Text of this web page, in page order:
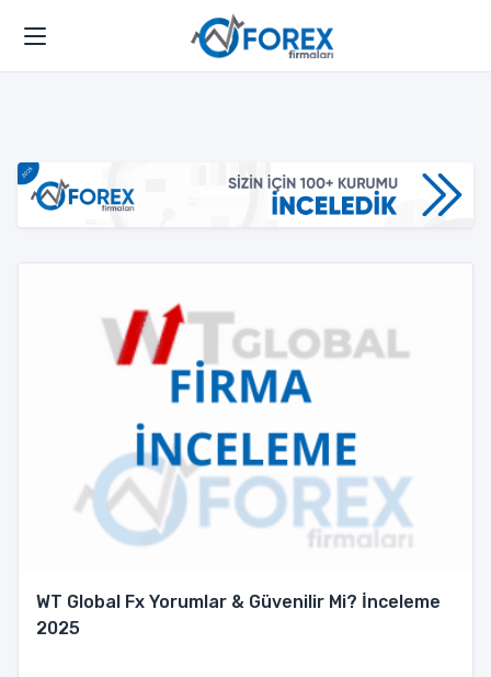
WT Global Fx Yorumlar & Güvenilir Mi? İnceleme
2025